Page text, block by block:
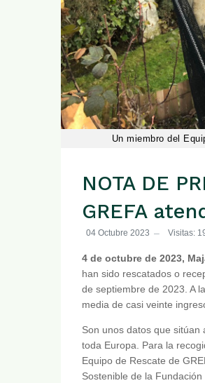
Un miembro del
NOTA DE
GREFA
04 Octubre 2023 Visitas:
4 de octubre de 2023,
han sido rescatados o
de septiembre de 2023. A
media de casi veinte
Son unos datos que sitúan
toda Europa. Para la
Equipo de Rescate de
Sostenible de la